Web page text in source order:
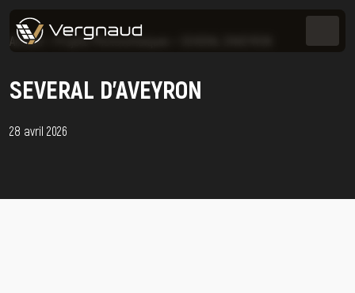
Accueil Projets Photovoltaïques
SEVERAL D’AVEYRON
28 avril 2026